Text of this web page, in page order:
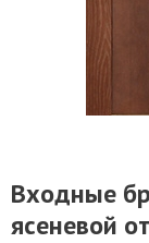
Входные
ясеневой